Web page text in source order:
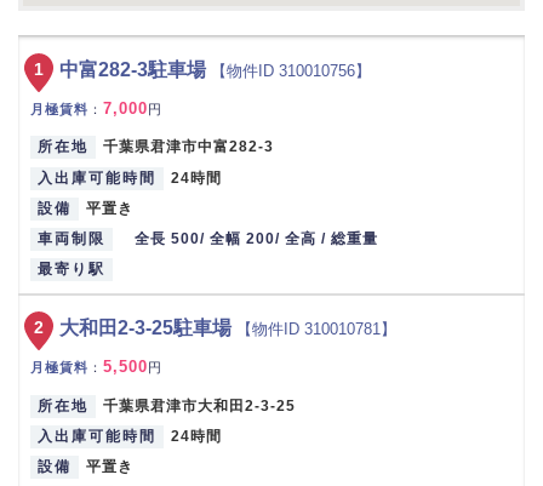
中富282-3駐車場 【物件ID 310010756】
月極賃料 ： 7,000円
所在地
千葉県君津市中富282-3
入出庫可能時間
24時間
設備
平置き
車両制限
全長 500/ 全幅 200/ 全高 / 総重量
最寄り駅
1
大和田2-3-25駐車場 【物件ID 310010781】
月極賃料 ： 5,500円
所在地
千葉県君津市大和田2-3-25
入出庫可能時間
24時間
設備
平置き
2